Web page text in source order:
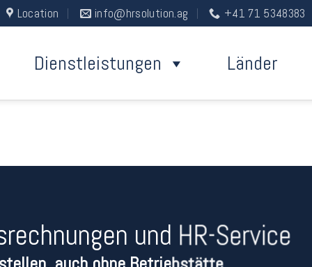
Location info@hrsolution.ag +41 71 5348383
Dienstleistungen Länder
und HR-Service